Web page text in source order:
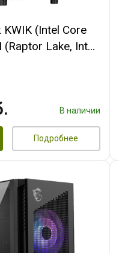
(Intel Core
Lake, Intel
ГБ ОЗУ (2
В наличии
Подробнее